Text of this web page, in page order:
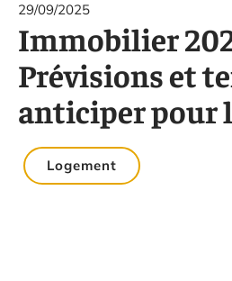
29/09/2025
Immobilier
Prévisions et
anticiper pour
Logement